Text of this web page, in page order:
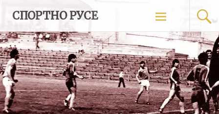
content
СПОРТНО РУСЕ